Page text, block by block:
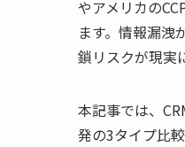
やアメリカの
ます。情報漏洩
鎖リスクが現実
本記事では、
発の3タイプ比